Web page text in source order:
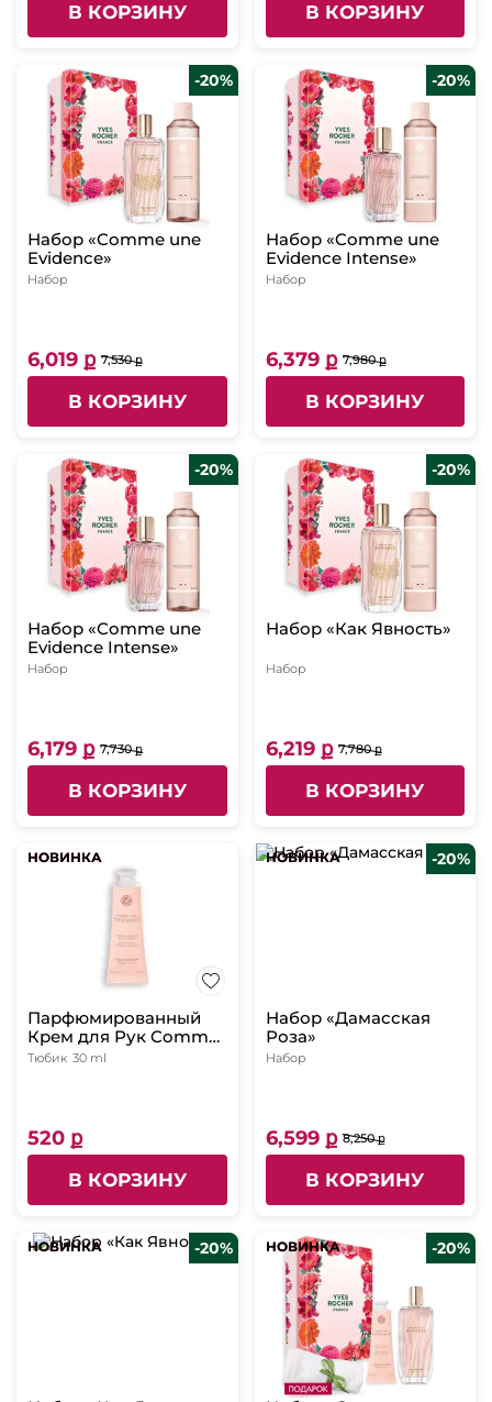
В КОРЗИНУ В КОРЗИНУ
-20%
Набор «Comme une
Evidence»
Набор
6,019 ք 7,530 ք
В КОРЗИНУ
-20%
Набор «Comme une
Evidence Intense»
Набор
6,379 ք 7,980 ք
В КОРЗИНУ
-20%
Набор «Comme une
Evidence Intense»
Набор
6,179 ք 7,730 ք
В КОРЗИНУ
-20%
Набор «Как Явность»
Набор
6,219 ք 7,780 ք
В КОРЗИНУ
НОВИНКА
НОВИНКА
Парфюмированный
Крем для Рук Comme
une Evidence, 30 мл
Тюбик 30 ml
520 ք
В КОРЗИНУ
НОВИНКА
НОВИНКА -20%
Набор «Дамасская
Роза»
Набор
6,599 ք 8,250 ք
В КОРЗИНУ
НОВИНКА
НОВИНКА -20% НОВИНКА
НОВИНКА -20%